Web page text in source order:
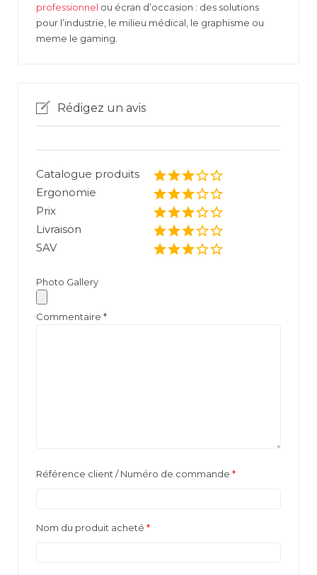
professionnel ou écran d’occasion : des solutions
pour l’industrie, le milieu médical, le graphisme ou
meme le gaming.
Rédigez un avis
Catalogue produits
Ergonomie
Prix
Livraison
SAV
Photo Gallery
Commentaire *
Référence client / Numéro de commande *
Nom du produit acheté *